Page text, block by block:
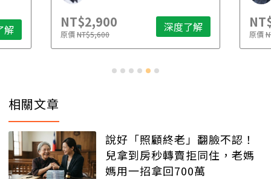
解 NT$2,900
原價NT$5,600 深度了解 原價
相關文章
說好「照顧終老」翻臉不認！
兒拿到房秒轉賣拒同住，老媽
媽用一招拿回700萬